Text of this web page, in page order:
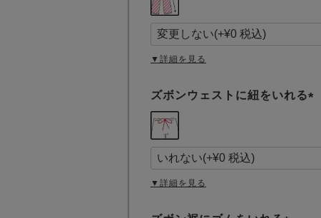
須
)
▼詳細を見る
ズボンウェストに紐をいれる
須
)
▼詳細を見る